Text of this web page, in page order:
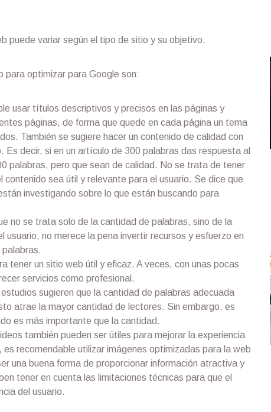
puede variar según el tipo de sitio y su objetivo.
para optimizar para Google son:
usar títulos descriptivos y precisos en las páginas y
páginas, de forma que quede en cada página un tema
También se sugiere hacer un contenido de calidad con
decir, si en un artículo de 300 palabras das respuesta al
palabras, pero que sean de calidad. No se trata de tener
sea útil y relevante para el usuario. Se dice que
investigando sobre lo que están buscando para
no se trata solo de la cantidad de palabras, sino de la
no merece la pena invertir recursos y esfuerzo en
tener un sitio web útil y eficaz. A veces, con unas pocas
servicios como profesional.
sugieren que la cantidad de palabras adecuada
atrae la mayor cantidad de lectores. Sin embargo, es
es más importante que la cantidad.
también pueden ser útiles para mejorar la experiencia
recomendable utilizar imágenes optimizadas para la web
una buena forma de proporcionar información atractiva y
tener en cuenta las limitaciones técnicas para que el
del usuario.